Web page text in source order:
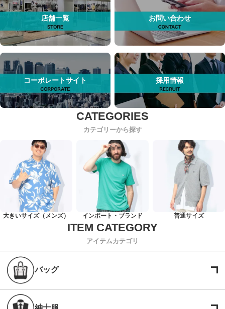
店舗一覧 お問い合わせ
コーポレートサイト 採用情報
カテゴリーから探す
大きいサイズ（メンズ） インポート・ブランド 普通サイズ
アイテムカテゴリ
バッグ